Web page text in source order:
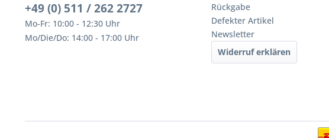
+49 (0) 511 / 262 2727
Mo-Fr: 10:00 - 12:30 Uhr
Mo/Die/Do: 14:00 - 17:00 Uhr
Rückgabe
Defekter Artikel
Newsletter
Widerruf erklären